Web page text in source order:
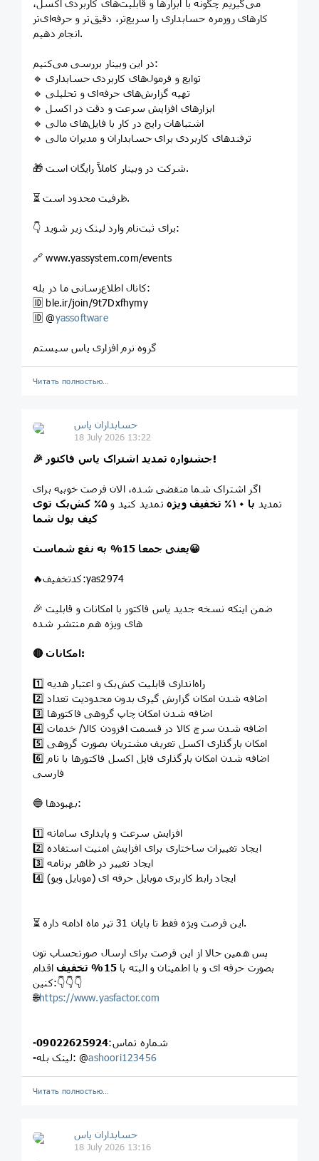
می‌گیریم چگونه با ابزارها و قابلیت‌های کاربردی اکسل،
کارهای روزمره حسابداری را سریع‌تر، دقیق‌تر و حرفه‌ای‌تر
انجام دهیم.
در این وبینار بررسی می‌کنیم:
🔹 توابع و فرمول‌های کاربردی حسابداری
🔹 تهیه گزارش‌های حرفه‌ای و تحلیلی
🔹 ابزارهای افزایش سرعت و دقت در اکسل
🔹 اشتباهات رایج در کار با فایل‌های مالی
🔹 ترفندهای کاربردی برای حسابداران و مدیران مالی
🎁 شرکت در وبینار کاملاً رایگان است.
⏳ ظرفیت محدود است.
👇 برای ثبت‌نام وارد لینک زیر شوید:
🔗 www.yassystem.com/events
کانال اطلاع‌رسانی ما در بله:
🆔️ ble.ir/join/9t7Dxfhymy
‌🆔️ @yassoftware
گروه نرم افزاری یاس سیستم
Читать полностью…
حسابداران یاس
18 July 2026 13:22
🎉 جشنواره تمدید اشتراک یاس فاکتور!
اگر اشتراک شما منقضی شده، الان فرصت خوبیه برای
تمدید با ۱۰٪ تخفیف ویژه تمدید کنید و
۵٪ کش‌بک توی
کیف پول شما
یعنی جمعا 15% به نفع شماست😀
🔥کدتخفیف:yas2974
🎉 ضمن اینکه نسخه جدید یاس فاکتور با امکانات و قابلیت
های ویژه هم منتشر شده
🔴 امکانات:
1️⃣ راه‌اندازی قابلیت کش‌بک و اعتبار هدیه
2️⃣ اضافه شدن امکان گزارش گیری بدون محدودیت تعداد
3️⃣ اضافه شدن امکان چاپ گروهی فاکتورها
4️⃣ اضافه شدن سرچ کالا در قسمت افزودن کالا/ خدمات
5️⃣ امکان بارگذاری اکسل تعریف مشتریان بصورت گروهی
6️⃣ اضافه شدن امکان بارگذاری فایل اکسل فاکتورها با نام
فارسی
🔵 بهبودها:
1️⃣ افزایش سرعت و پایداری سامانه
2️⃣ ایجاد تغییرات ساختاری برای افزایش امنیت استفاده
3️⃣ ایجاد تغییر در ظاهر برنامه
4️⃣ ایجاد رابط کاربری موبایل حرفه ای (موبایل ویو)
⏳ این فرصت ویژه فقط تا پایان 31 تیر ماه ادامه داره.
پس همین حالا از این فرصت برای ارسال صورتحساب تون
بصورت حرفه ای و با اطمینان و البته با 15% تخفیف
اقدام
کنین:👇👇👇
🌐https://www.yasfactor.com
▫️شماره تماس:09022625924
▫️لینک بله: @ashoori123456
Читать полностью…
حسابداران یاس
18 July 2026 13:16